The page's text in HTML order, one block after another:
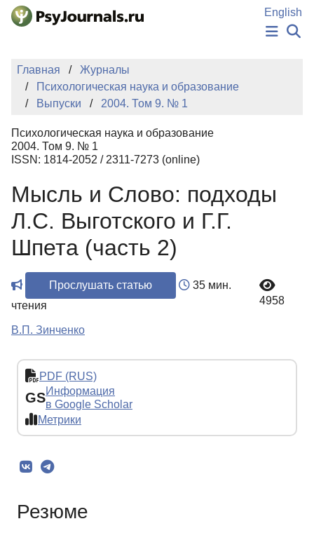
Перейти к основному содержанию
English
НОВОСТИ
ИЗДАНИЯ
АВТОРЫ
БАЗА ЗНАНИЙ
КЛЮЧЕВЫЕ СЛОВА
Регистрация
Главная
Журналы
Психологическая наука и образование
Выпуски
2004. Том 9. № 1
Психологическая наука и образование
2004. Том 9. № 1
ISSN: 1814-2052 / 2311-7273 (online)
Мысль и Слово: подходы
Л.С. Выготского и Г.Г.
Шпета (часть 2)
Прослушать статью
35 мин.
чтения
4958
В.П. Зинченко
PDF (RUS)
GSИнформация
в Google Scholar
Метрики
Резюме